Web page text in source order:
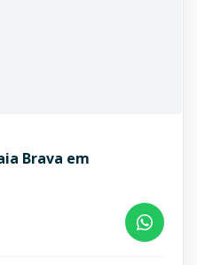
Brava em